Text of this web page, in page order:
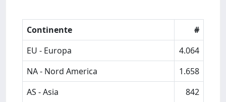
Continente
#
EU - Europa
4.064
NA - Nord America
1.658
AS - Asia
842